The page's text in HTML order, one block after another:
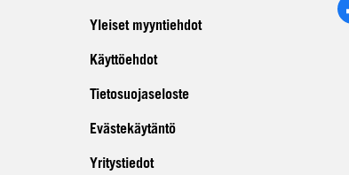
Yleiset myyntiehdot
Käyttöehdot
Tietosuojaseloste
Evästekäytäntö
Yritystiedot